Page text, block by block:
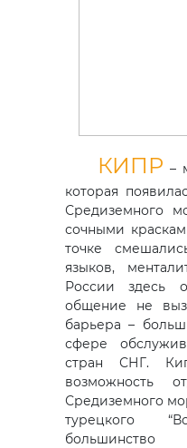
КИПР –
которая
Средиземного
сочными
точке
языков,
России здесь
общение не
барьера –
сфере
стран СНГ.
возможность
Средиземного
турецкого
большинство